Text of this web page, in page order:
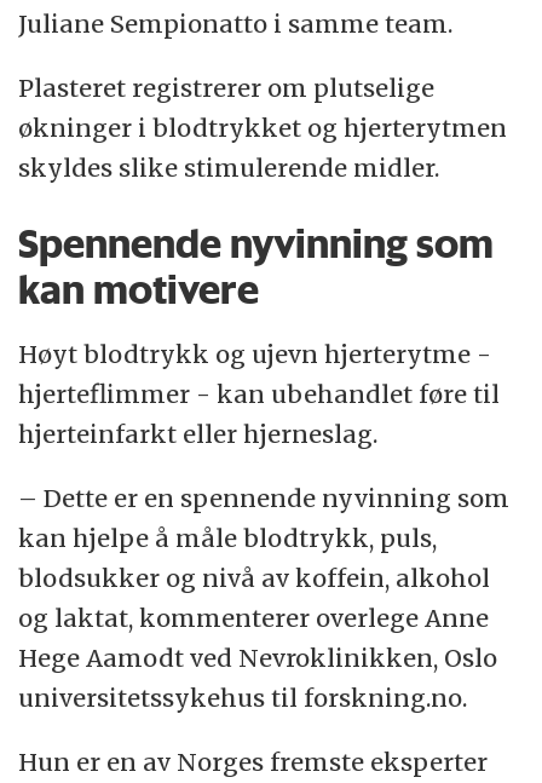
Juliane Sempionatto i samme team.
Plasteret registrerer om plutselige
økninger i blodtrykket og hjerterytmen
skyldes slike stimulerende midler.
Spennende nyvinning som
kan motivere
Høyt blodtrykk og ujevn hjerterytme -
hjerteflimmer - kan ubehandlet føre til
hjerteinfarkt eller hjerneslag.
– Dette er en spennende nyvinning som
kan hjelpe å måle blodtrykk, puls,
blodsukker og nivå av koffein, alkohol
og laktat, kommenterer overlege Anne
Hege Aamodt ved Nevroklinikken, Oslo
universitetssykehus til forskning.no.
Hun er en av Norges fremste eksperter